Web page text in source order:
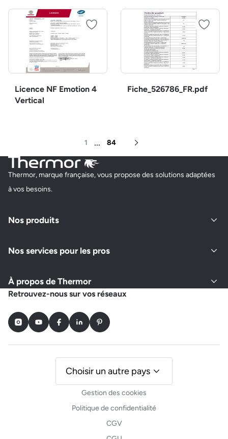
Licence NF Emotion 4
Vertical
Fiche_526786_FR.pdf
1 ... 84
Page suivante
Thermor, marque française, vous propose des solutions adaptées
à vos besoins.
Nos produits
Nos services pour les pros
À propos de Thermor
Retrouvez-nous sur vos réseaux
InstagramYoutubeFacebookLinkedInPinterest
Gestion des cookies
Politique de confidentialité
CGV
Choisir un autre pays